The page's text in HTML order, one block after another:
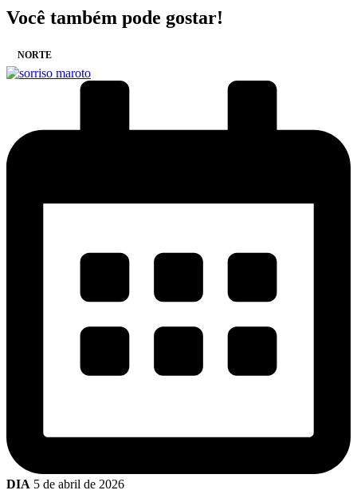
Você também pode gostar!
NORTE
DIA 5 de abril de 2026